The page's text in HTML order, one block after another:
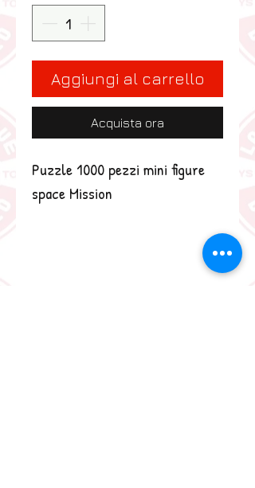
Aggiungi al carrello
Acquista ora
Puzzle 1000 pezzi mini figure
space Mission